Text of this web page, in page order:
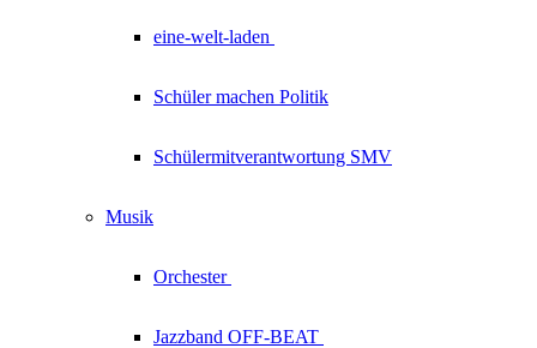
eine-welt-laden
Schüler machen Politik
Schülermitverantwortung SMV
Musik
Orchester
Jazzband OFF-BEAT